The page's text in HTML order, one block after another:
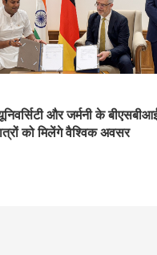
और जर्मनी के
को मिलेंगे वैश्विक अवसर